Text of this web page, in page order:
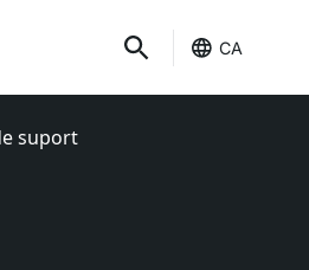
CA
suport